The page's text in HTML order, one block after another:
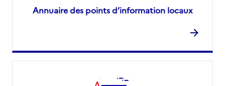
Annuaire des points d’information locaux